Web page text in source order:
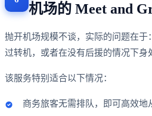
机场的 Meet and
抛开机场规模不谈，实际的问题在于
过转机，或者在没有后援的情况下身
该服务特别适合以下情况：
商务旅客无需排队，即可高效地